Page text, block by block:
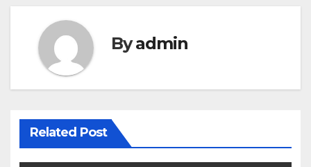
Byadmin
Related Post